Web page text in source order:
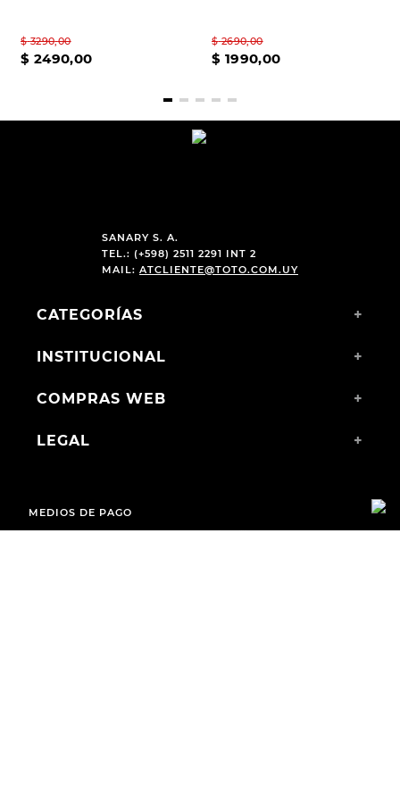
$ 3290,00
$ 2490,00
$ 2690,00
$ 1990,00
SANARY S. A.
TEL.: (+598) 2511 2291 INT 2
MAIL: ATCLIENTE@TOTO.COM.UY
CATEGORÍAS +
INSTITUCIONAL +
COMPRAS WEB +
LEGAL +
MEDIOS DE PAGO